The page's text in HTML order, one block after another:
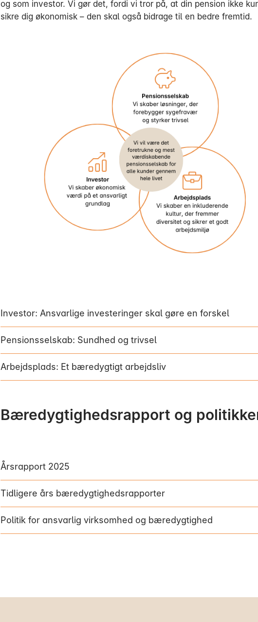
og som investor. Vi gør det, fordi vi tror på, at din pension ikke
sikre dig økonomisk – den skal også bidrage til en bedre fremtid.
Investor: Ansvarlige investeringer skal gøre en forskel
Pensionsselskab: Sundhed og trivsel
Arbejdsplads: Et bæredygtigt arbejdsliv
Bæredygtighedsrapport og
Årsrapport 2025
Tidligere års bæredygtighedsrapporter
Politik for ansvarlig virksomhed og bæredygtighed